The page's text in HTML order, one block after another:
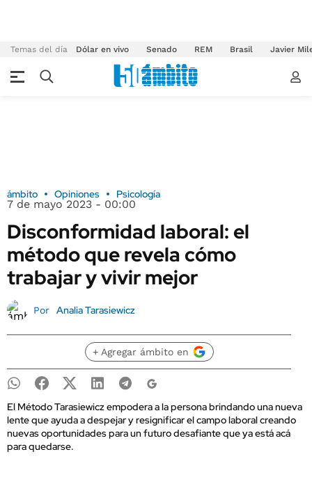
Temas del día Dólar en vivo Senado REM Brasil Javier
ámbito Opiniones Psicología
7 de mayo 2023 - 00:00
Disconformidad laboral: el
método que revela cómo
trabajar y vivir mejor
Por Analia Tarasiewicz
+ Agregar ámbito en
El Método Tarasiewicz empodera a la persona brindando una nueva
lente que ayuda a despejar y resignificar el campo laboral creando
nuevas oportunidades para un futuro desafiante que ya está acá
para quedarse.